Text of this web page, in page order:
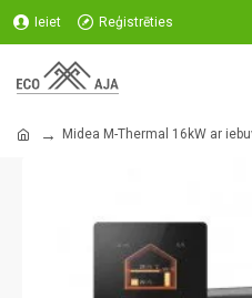
Ieiet Reģistrēties
Midea M-Thermal 16kW ar